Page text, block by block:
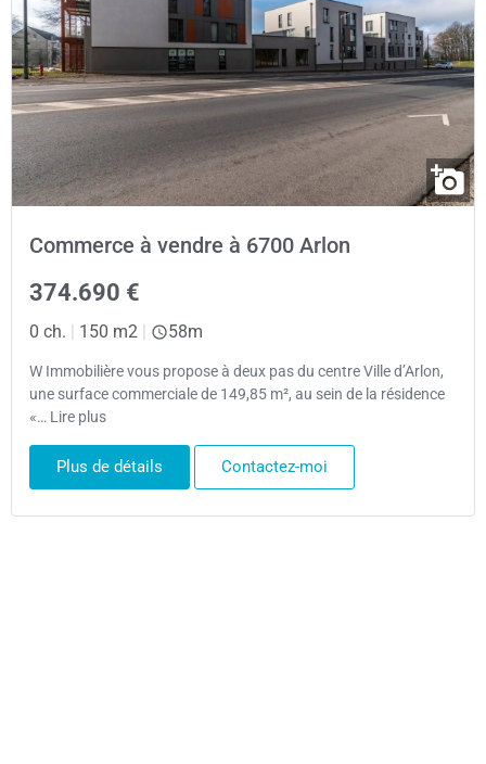
Commerce à vendre à 6700 Arlon
374.690 €
0 ch. | 150 m2 | 58m
W Immobilière vous propose à deux pas du centre Ville d’Arlon,
une surface commerciale de 149,85 m², au sein de la résidence
«… Lire plus
Plus de détails Contactez-moi